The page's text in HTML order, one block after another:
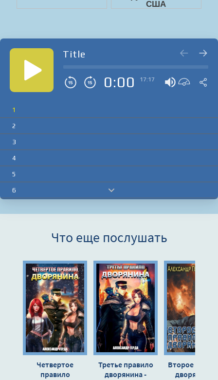
Title
0:00 17:17
1
2
3
4
5
6
Что еще послушать
Четвертое
правило
Третье правило
дворянина -
Второе
дворянина -